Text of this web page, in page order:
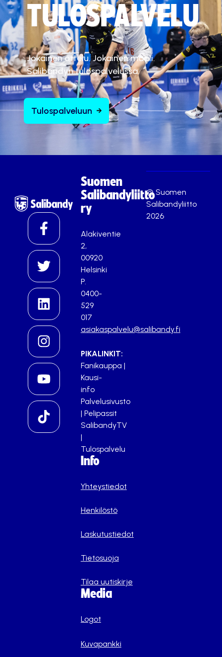
TULOSPALVELU
Jokainen ottelu. Jokainen maali.
Salibandyn tulospalvelussa.
Tulospalveluun
Suomen
Salibandyliitto
ry
Alakiventie
2,
00920
Helsinki
P.
0400-
529
017
asiakaspalvelu@salibandy.fi
PIKALINKIT:
Fanikauppa |
Kausi-
info
Palvelusivusto
| Pelipassit
SalibandyTV
|
Tulospalvelu
Info
Yhteystiedot
Henkilöstö
Laskutustiedot
Tietosuoja
Tilaa uutiskirje
Media
Logot
Kuvapankki
© Suomen
Salibandyliitto
2026